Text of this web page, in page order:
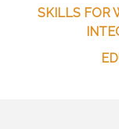
SKILLS FOR